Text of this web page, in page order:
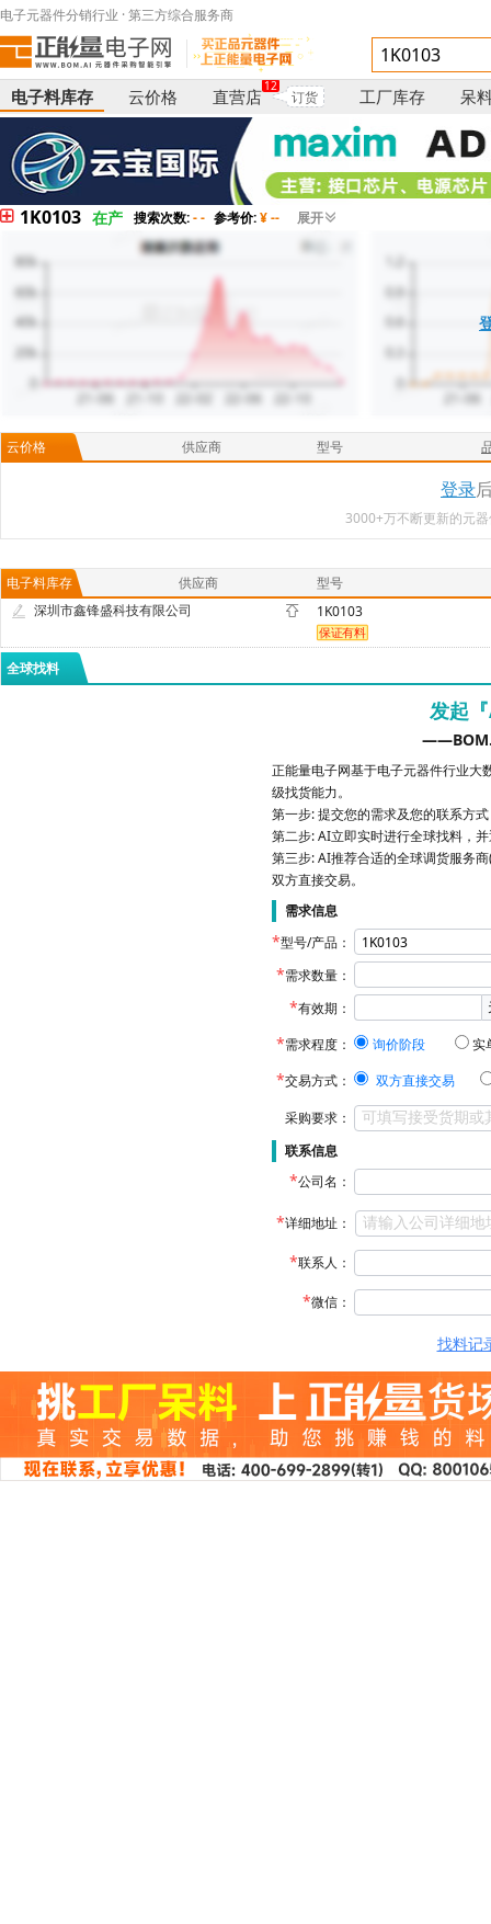
电子元器件分销行业 · 第三方综合服务商
电子料库存 云价格 直营店
12
订货 工厂库存 呆
1K0103 在产 搜索次数:- - 参考价:¥ -- 展开
云价格 供应商 型号
登录
3000+万不断更新的元
电子料库存 供应商
型号
深圳市鑫锋盛科技有限公司
1K0103
全球找料
发起
正能量电子网基于电子元器件行业大
级找货能力。
第一步: 提交您的需求及您的联系方
第二步: AI立即实时进行全球找料，
第三步: AI推荐合适的全球调货服务
双方直接交易。
需求信息
型号/产品：
需求数量：
有效期：
需求程度：
询价阶段
实
交易方式：
双方直接交易
采购要求：
联系信息
公司名：
详细地址：
联系人：
微信：
找料记